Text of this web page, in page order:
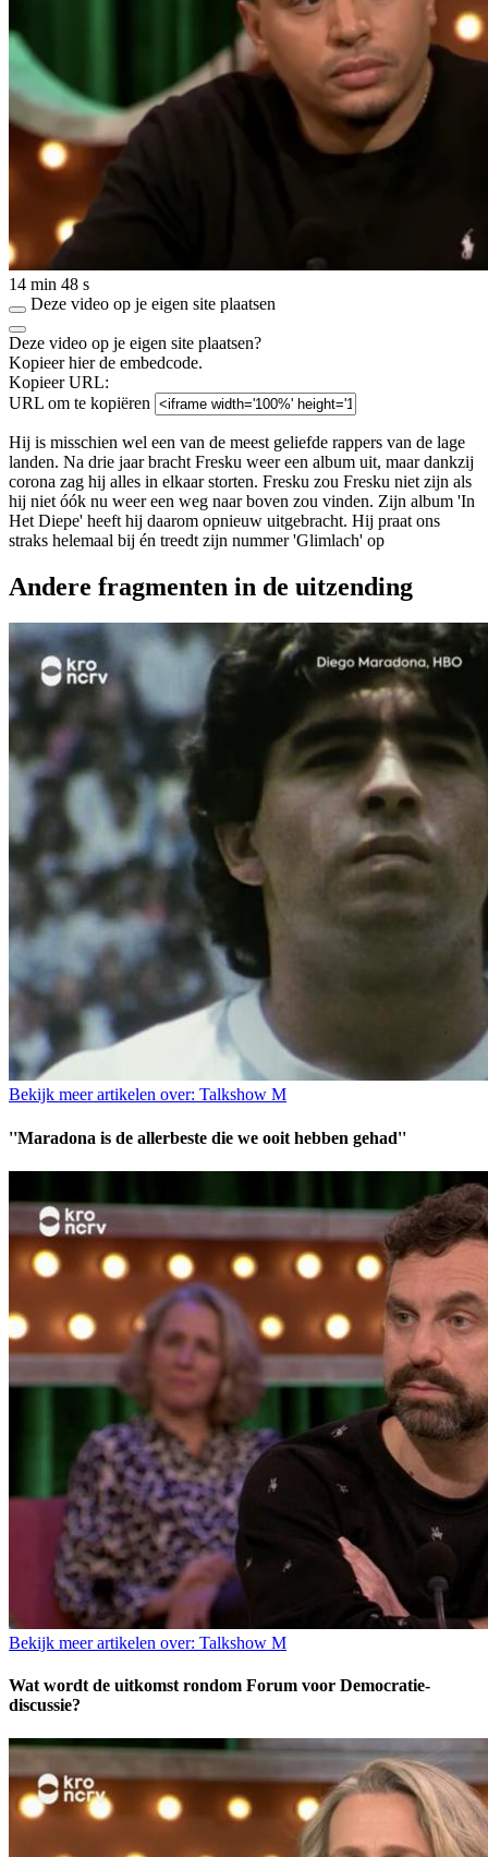
14 min 48 s
Deze video op je eigen site plaatsen
Deze video op je eigen site plaatsen?
Kopieer hier de embedcode.
Kopieer URL:
URL om te kopiëren
Hij is misschien wel een van de meest geliefde rappers van de lage
landen. Na drie jaar bracht Fresku weer een album uit, maar dankzij
corona zag hij alles in elkaar storten. Fresku zou Fresku niet zijn als
hij niet óók nu weer een weg naar boven zou vinden. Zijn album 'In
Het Diepe' heeft hij daarom opnieuw uitgebracht. Hij praat ons
straks helemaal bij én treedt zijn nummer 'Glimlach' op
Andere fragmenten in de uitzending
Bekijk meer artikelen over: Talkshow M
''Maradona is de allerbeste die we ooit hebben gehad''
Bekijk meer artikelen over: Talkshow M
Wat wordt de uitkomst rondom Forum voor Democratie-
discussie?